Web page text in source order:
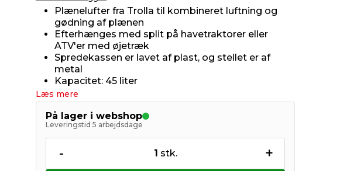
Plænelufter fra Trolla til kombineret luftning og
gødning af plænen
Efterhænges med split på havetraktorer eller
ATV'er med øjetræk
Spredekassen er lavet af plast, og stellet er af
metal
Kapacitet: 45 liter
Læs mere
På lager i webshop
Leveringstid 5 arbejdsdage
- 1 stk. +